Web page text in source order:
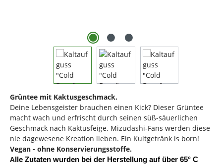
Grüntee mit Kaktusgeschmack.
Deine Lebensgeister brauchen einen Kick? Dieser Grüntee
macht wach und erfrischt durch seinen süß-säuerlichen
Geschmack nach Kaktusfeige. Mizudashi-Fans werden diese
nie dagewesene Kreation lieben. Ein Kultgetränk is born!
Vegan - ohne Konservierungsstoffe.
Alle Zutaten wurden bei der Herstellung auf über 65° C